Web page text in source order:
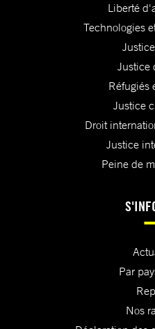
Liberté
Technologies
Justice
Réfugiés
Justice
Droit
Justice
Peine de
Par
Nos